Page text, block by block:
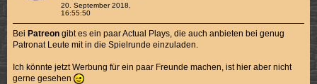
20. September 2018,
16:55:50
Bei Patreongibt es ein paar Actual Plays, die auch anbieten bei genug
Patronat Leute mit in die Spielrunde einzuladen.
Ich könnte jetzt Werbung für ein paar Freunde machen, ist hier aber nicht
gerne gesehen